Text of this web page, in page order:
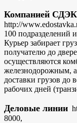
Компанией СДЭК
http://
100 подразделений
Курьер забирает
получателю до
осуществляются
железнодорожным,
доставки грузов до
рабочих дней
Деловые линии
8000,